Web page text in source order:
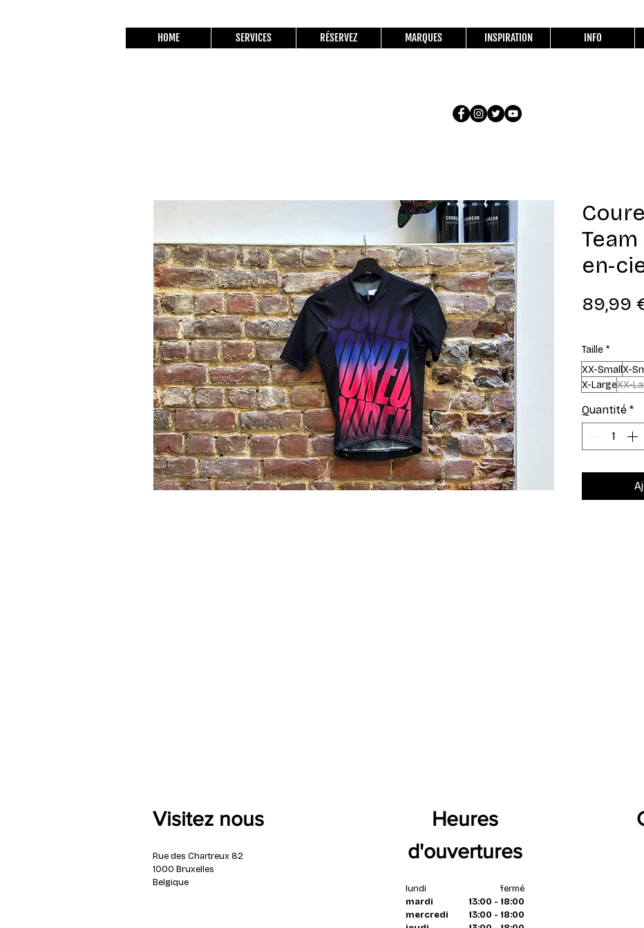
HOME SERVICES RÉSERVEZ MARQUES INSPIRATION INFO
en-
89,99
Taille *
XX-Small X-
X-LargeXX-
Quantité *
Visitez nous
Rue des Chartreux 82
1000 Bruxelles
Belgique
Heures
d'ouvertures
lundi
mardi
mercredi
fermé
13:00 - 18:00
13:00 - 18:00